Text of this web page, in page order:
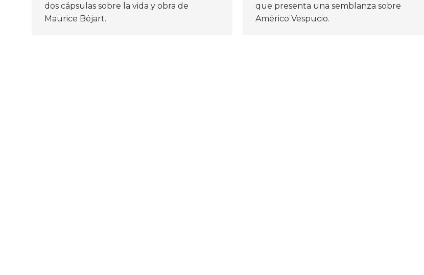
dos cápsulas sobre la vida y obra de
Maurice Béjart.
que presenta una semblanza sobre
Américo Vespucio.